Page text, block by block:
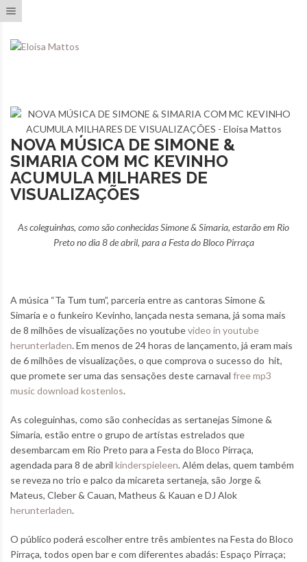
NOVA MÚSICA DE SIMONE &
SIMARIA COM MC KEVINHO
ACUMULA MILHARES DE
VISUALIZAÇÕES
As coleguinhas, como são conhecidas Simone & Simaria, estarão em Rio
Preto no dia 8 de abril, para a Festa do Bloco Pirraça
A música “Ta Tum tum”, parceria entre as cantoras Simone &
Simaria e o funkeiro Kevinho, lançada nesta semana, já soma mais
de 8 milhões de visualizações no youtubevideo in youtube
herunterladen. Em menos de 24 horas de lançamento, já eram mais
de 6 milhões de visualizações, o que comprova o sucesso do hit,
que promete ser uma das sensações deste carnaval free mp3
music download kostenlos.
As coleguinhas, como são conhecidas as sertanejas Simone &
Simaria, estão entre o grupo de artistas estrelados que
desembarcam em Rio Preto para a Festa do Bloco Pirraça,
agendada para 8 de abril kinderspieleen. Além delas, quem também
se reveza no trio e palco da micareta sertaneja, são Jorge &
Mateus, Cleber & Cauan, Matheus & Kauan e DJ Alok
herunterladen.
O público poderá escolher entre três ambientes na Festa do Bloco
Pirraça, todos open bar e com diferentes abadás: Espaço Pirraça;